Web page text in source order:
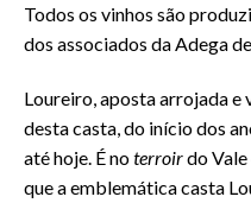
Todos os vinhos são
dos associados da Adega
Loureiro, aposta arrojada e
desta casta, do início dos
até hoje. É noterroirdo Vale
que a emblemática casta